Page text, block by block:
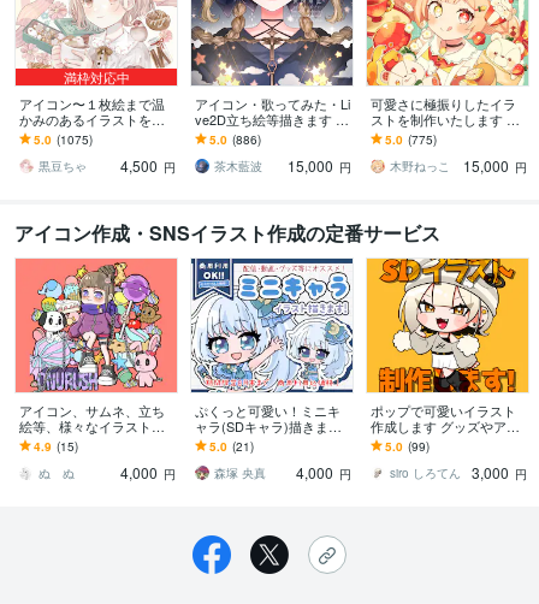
満枠対応中
アイコン〜１枚絵まで温
かみのあるイラストを描
きます ★ココナラ自体が
初めての方も、お気軽に
ご相談ください♪★
5.0 (1075)
黒豆ちゃ
4,500 円
アイコン・歌ってみた・Li
ve2D立ち絵等描きます ち
びキャラや配信用イラス
ト等、幅広く制作してい
ます！
5.0 (886)
茶木藍波
15,000 円
可愛さに極振りしたイラ
ストを制作いたします ★
商用利用＆二次利用込
み！ミニキャラは小物２
点まで無料！★
5.0 (775)
木野ねっこ
15,000 円
アイコン作成・SNSイラスト作成の定番サービス
アイコン、サムネ、立ち
絵等、様々なイラスト描
きます SNS、Vtuberさ
ん、ヘッダー、動画・配
信、各種活動用◎
4.9 (15)
ぬ ぬ
4,000 円
ぷくっと可愛い！ミニキ
ャラ(SDキャラ)描きます
商用利用OK！SNS・アイ
コン・スタンプ・配信ア
ニスタ対応！
5.0 (21)
森塚 央真
4,000 円
ポップで可愛いイラスト
作成します グッズやアイ
コンとして使用できま
す！
5.0 (99)
siro しろてん
3,000 円